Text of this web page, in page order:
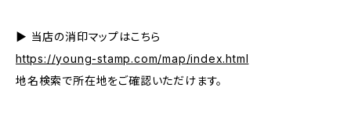
▶ 当店の消印マップはこちら
https://young-stamp.com/map/index.html
地名検索で所在地をご確認いただけます。